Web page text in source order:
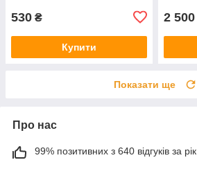
530 ₴
Купити
2 500
Показати ще
Про нас
99% позитивних з 640 відгуків за рік